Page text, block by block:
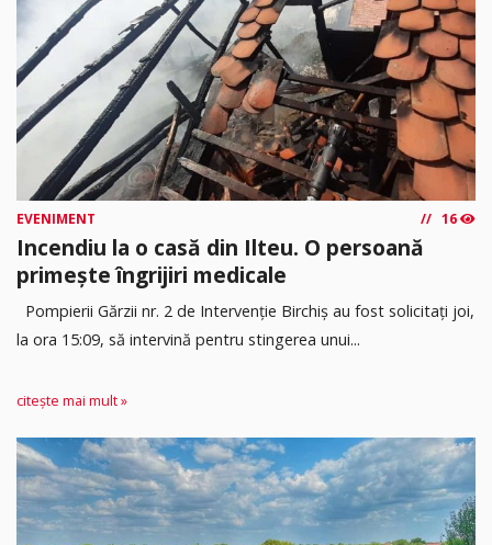
EVENIMENT 16
Incendiu la o casă din Ilteu. O persoană
primește îngrijiri medicale
Pompierii Gărzii nr. 2 de Intervenție Birchiș au fost solicitați joi,
la ora 15:09, să intervină pentru stingerea unui...
citește mai mult »